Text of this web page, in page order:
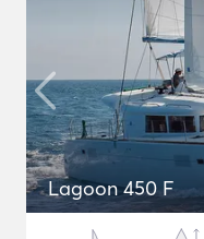
Lagoon 450 F